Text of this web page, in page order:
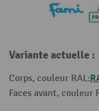
Variante actuelle :
Corps, couleur RAL:
Faces avant, couleur